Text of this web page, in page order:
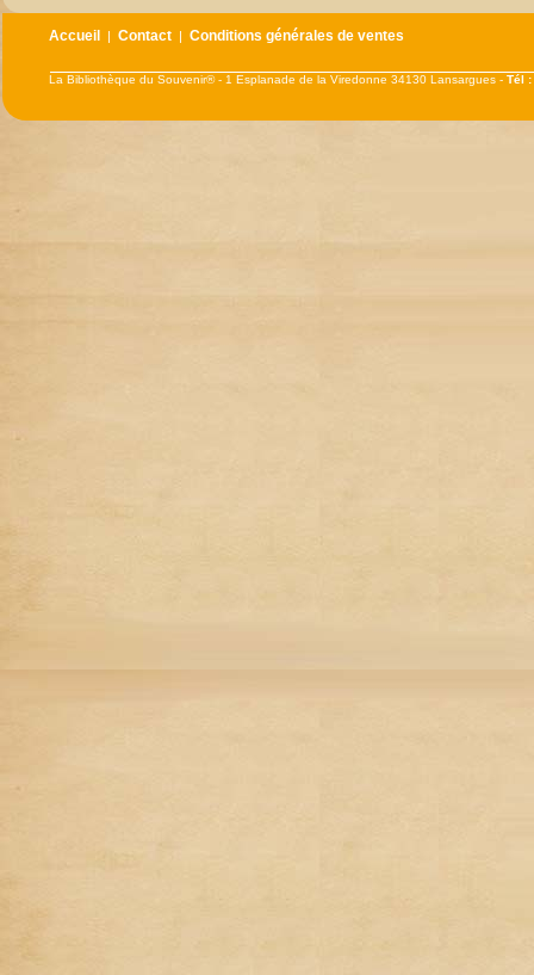
Accueil |Contact |Conditions générales de ventes
La Bibliothèque du Souvenir® - 1 Esplanade de la Viredonne 34130 Lansargues -Tél